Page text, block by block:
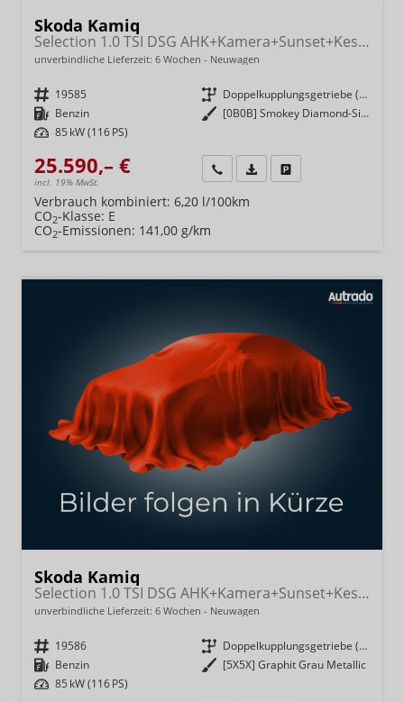
Skoda Kamiq
Selection 1.0 TSI DSG AHK+Kamera+Sunset+Kessy+AppConnect+Sitzheiz+Alu16+GV4
unverbindliche Lieferzeit: 6 Wochen Neuwagen
Fahrzeugnr. 19585 Getriebe
Doppelkupplungsgetriebe (DSG)
Kraftstoff Benzin Außenfarbe
[0B0B] Smokey Diamond-Silber Metallic
Leistung 85 kW (116 PS)
25.590,– €
incl. 19% MwSt.
Wir rufen Sie anFahrzeugexposé (PDF)
Verbrauch kombiniert: 6,20 l/100km
CO2-Klasse: E
CO2-Emissionen: 141,00 g/km
Skoda Kamiq
Selection 1.0 TSI DSG AHK+Kamera+Sunset+Kessy+AppConnect+Sitzheiz+Alu16+GV4
unverbindliche Lieferzeit: 6 Wochen Neuwagen
Fahrzeugnr. 19586 Getriebe
Doppelkupplungsgetriebe (DSG)
Kraftstoff Benzin Außenfarbe [5X5X] Graphit Grau Metallic
Leistung 85 kW (116 PS)